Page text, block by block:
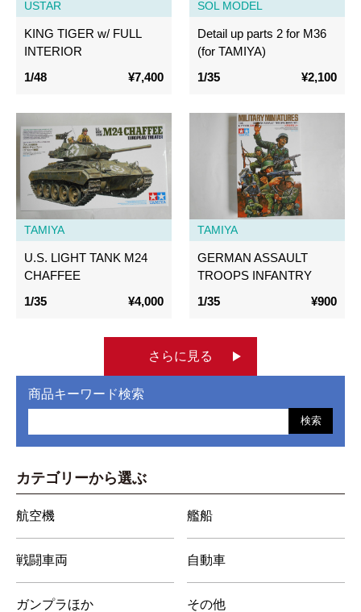
USTAR
KING TIGER w/ FULL
INTERIOR
1/48
¥7,400
SOL MODEL
Detail up parts 2 for M36
(for TAMIYA)
1/35
¥2,100
TAMIYA
U.S. LIGHT TANK M24
CHAFFEE
1/35
¥4,000
TAMIYA
GERMAN ASSAULT
TROOPS INFANTRY
1/35
¥900
さらに見る
商品キーワード検索
検索
カテゴリーから選ぶ
航空機 艦船
戦闘車両 自動車
ガンプラほか その他